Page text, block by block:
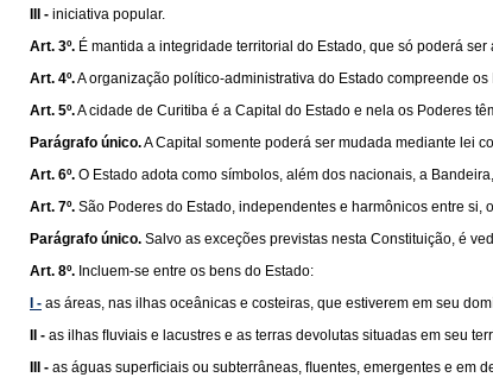
III - iniciativa popular.
Art. 3º. É mantida a integridade territorial do Estado, que só poderá
Art. 4º.A organização político-administrativa do Estado compreende
Art. 5º.A cidade de Curitiba é a Capital do Estado e nela os Poderes
Parágrafo único.A Capital somente poderá ser mudada mediante lei
Art. 6º. O Estado adota como símbolos, além dos nacionais, a
Art. 7º. São Poderes do Estado, independentes e harmônicos entre si,
Parágrafo único. Salvo as exceções previstas nesta Constituição, é
Art. 8º. Incluem-se entre os bens do Estado:
I - as áreas, nas ilhas oceânicas e costeiras, que estiverem em seu
II - as ilhas ﬂuviais e lacustres e as terras devolutas situadas em seu
III - as águas superﬁciais ou subterrâneas, ﬂuentes, emergentes e em